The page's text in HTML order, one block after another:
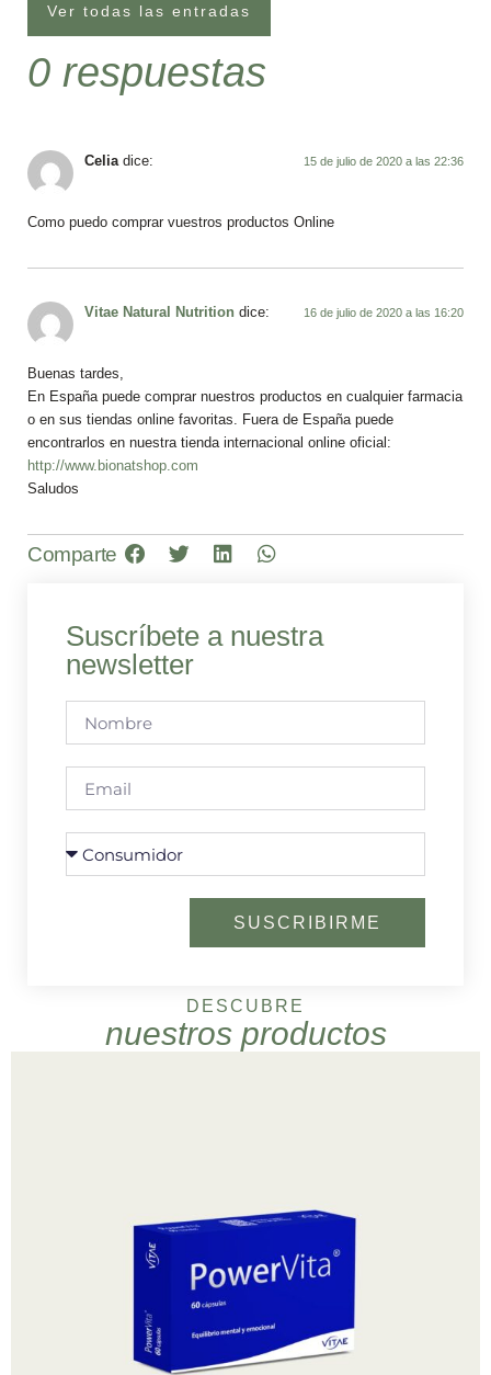
Ver todas las entradas
0 respuestas
Celia dice: 15 de julio de 2020 a las 22:36
Como puedo comprar vuestros productos Online
Vitae Natural Nutrition dice: 16 de julio de 2020 a las 16:20
Buenas tardes,
En España puede comprar nuestros productos en cualquier farmacia
o en sus tiendas online favoritas. Fuera de España puede
encontrarlos en nuestra tienda internacional online oficial:
http://www.bionatshop.com
Saludos
Comparte
Suscríbete a nuestra
newsletter
SUSCRIBIRME
DESCUBRE
nuestros productos